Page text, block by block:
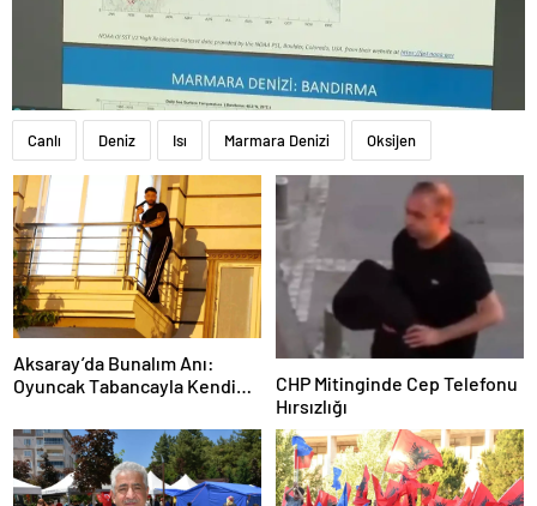
Canlı Deniz Isı Marmara Denizi Oksijen
Aksaray’da Bunalım Anı:
Oyuncak Tabancayla Kendine
CHP Mitinginde Cep Telefonu
Hırsızlığı